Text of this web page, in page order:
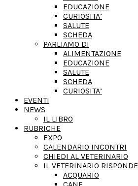
EDUCAZIONE
CURIOSITA’
SALUTE
SCHEDA
PARLIAMO DI
ALIMENTAZIONE
EDUCAZIONE
SALUTE
SCHEDA
CURIOSITA’
EVENTI
NEWS
IL LIBRO
RUBRICHE
EXPO
CALENDARIO INCONTRI
CHIEDI AL VETERINARIO
IL VETERINARIO RISPONDE
ACQUARIO